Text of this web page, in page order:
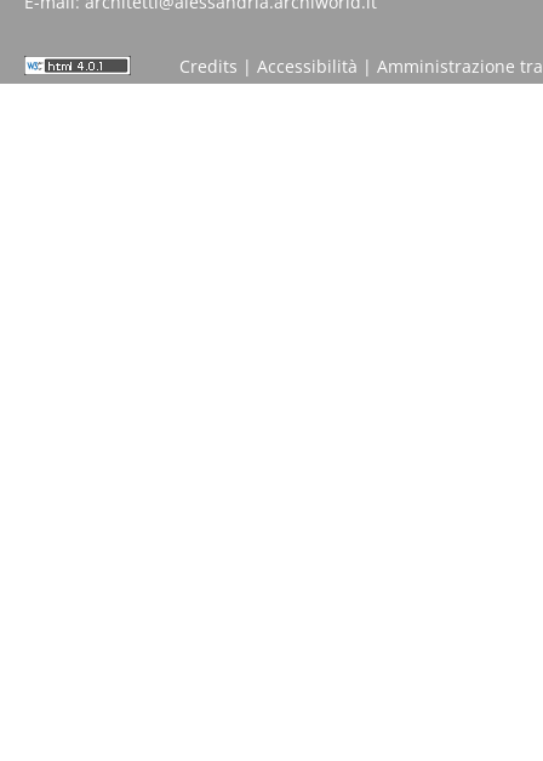
Credits | Accessibilità | Amministrazione